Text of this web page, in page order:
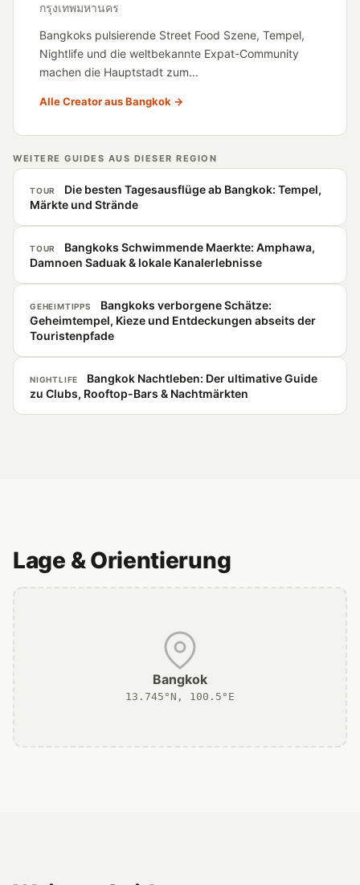
กรุงเทพมหานคร
Bangkoks pulsierende Street Food Szene, Tempel,
Nightlife und die weltbekannte Expat-Community
machen die Hauptstadt zum...
Alle Creator aus Bangkok →
WEITERE GUIDES AUS DIESER REGION
TOUR
Die besten Tagesausflüge ab Bangkok: Tempel,
Märkte und Strände
TOUR
Bangkoks Schwimmende Maerkte: Amphawa,
Damnoen Saduak & lokale Kanalerlebnisse
GEHEIMTIPPS
Bangkoks verborgene Schätze:
Geheimtempel, Kieze und Entdeckungen abseits der
Touristenpfade
NIGHTLIFE
Bangkok Nachtleben: Der ultimative Guide
zu Clubs, Rooftop-Bars & Nachtmärkten
Lage & Orientierung
Bangkok
13.745°N, 100.5°E